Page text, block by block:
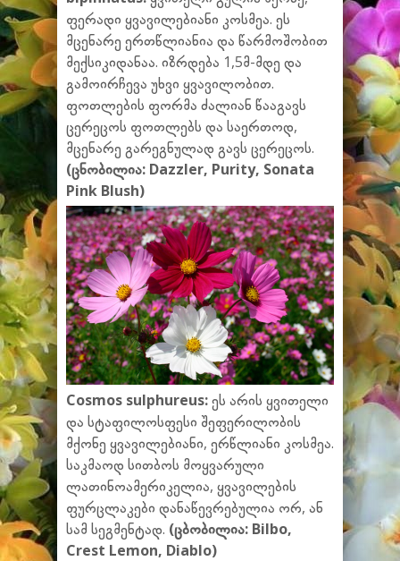
ფერადი ყვავილებიანი კოსმეა. ეს
მცენარე ერთწლიანია და წარმოშობით
მექსიკიდანაა. იზრდება 1,5მ-მდე და
გამოირჩევა უხვი ყვავილობით.
ფოთლების ფორმა ძალიან წააგავს
ცერეცოს ფოთლებს და საერთოდ,
მცენარე გარეგნულად გავს ცერეცოს.
(ცნობილია: Dazzler, Purity, Sonata
Pink Blush)
Cosmos sulphureus:ეს არის ყვითელი
და სტაფილოსფესი შეფერილობის
მქონე ყვავილებიანი, ერწლიანი კოსმეა.
საკმაოდ სითბოს მოყვარული
ლათინოამერიკელია, ყვავილების
ფურცლაკები დანაწევრებულია ორ, ან
სამ სეგმენტად. (ცბობილია: Bilbo,
Crest Lemon, Diablo)